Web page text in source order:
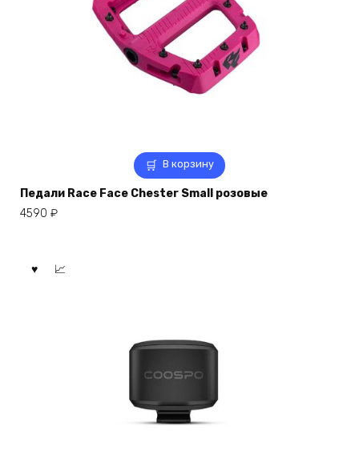
В корзину
Педали Race Face Chester Small розовые
4590 ₽